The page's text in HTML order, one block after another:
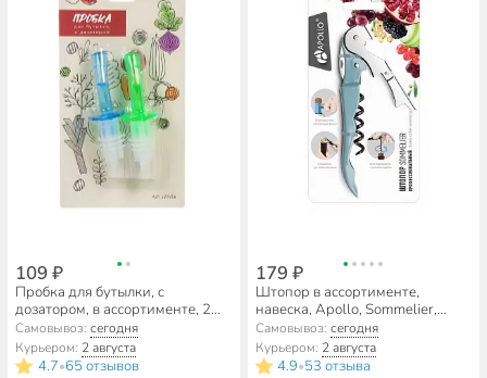
109 ₽
Пробка для бутылки, с
дозатором, в ассортименте, 2
шт, навеска, Y3-1057
Самовывоз:сегодня
Курьером: 2 августа
4.7•65 отзывов
179 ₽
Штопор в ассортименте,
навеска, Apollo, Sommelier,
SMR-01
Самовывоз: сегодня
Курьером: 2 августа
4.9•53 отзыва